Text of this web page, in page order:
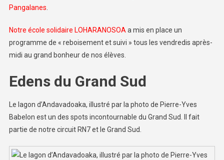
Pangalanes
Notre école solidaire LOHARANOSOA a mis en place un
programme de « reboisement et suivi » tous les vendredis après-
midi au grand bonheur de nos élèves.
Edens du Grand Sud
Le lagon d’Andavadoaka, illustré par la photo de Pierre-Yves
Babelon est un des spots incontournable du Grand Sud. Il fait
partie de notre circuit RN7 et le Grand Sud.